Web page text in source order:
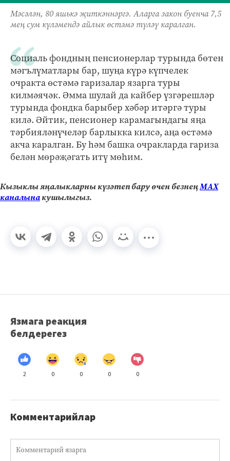
Мәсәлән, 80 яшькә җиткәннәргә. Аларга закон буенча 7,5
мең сум күләмендә айлык өстәмә түләү каралган.
Социаль фондның пенсионерлар турында бөтен
мәгълүматлары бар, шуңа күрә күпчелек
очракта өстәмә гаризалар язарга туры
килмәячәк. Әмма шулай да кайбер үзгәрешләр
турында фондка барыбер хәбәр итәргә туры
килә. Әйтик, пенсионер карамагындагы яңа
тәрбияләнүчеләр барлыкка килсә, аңа өстәмә
акча каралган. Бу һәм башка очракларда гариза
белән мөрәҗәгать итү мөһим.
Кызыклы яңалыкларны күзәтеп бару өчен безнеңМАХ
каналынакушылыгыз.
Язмага реакция
белдерегез
2 0 0 0 0
Комментарийлар